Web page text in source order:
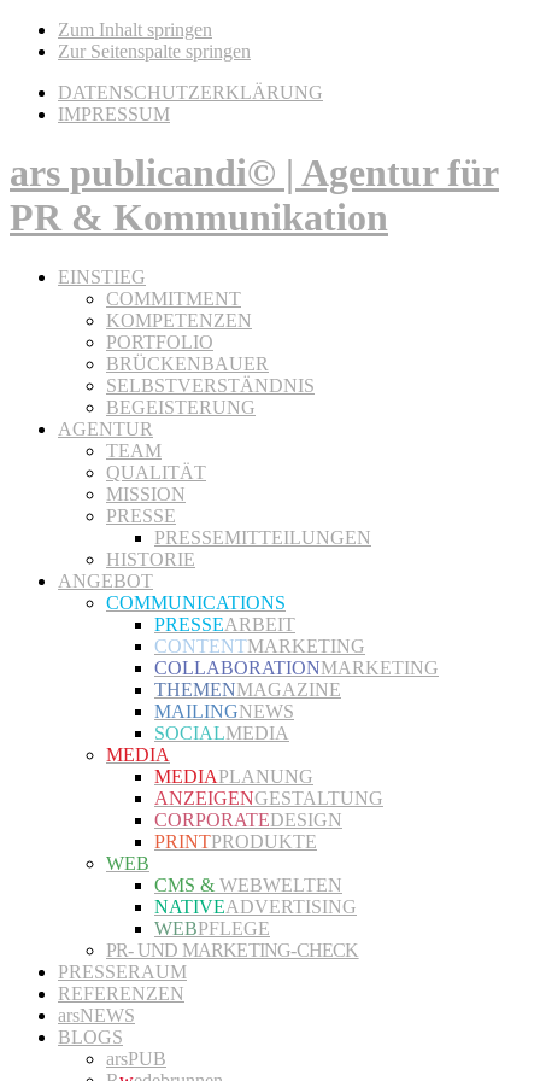
Zum Inhalt springen
Zur Seitenspalte springen
DATENSCHUTZERKLÄRUNG
IMPRESSUM
ars publicandi© | Agentur für
PR & Kommunikation
EINSTIEG
COMMITMENT
KOMPETENZEN
PORTFOLIO
BRÜCKENBAUER
SELBSTVERSTÄNDNIS
BEGEISTERUNG
AGENTUR
TEAM
QUALITÄT
MISSION
PRESSE
PRESSEMITTEILUNGEN
HISTORIE
ANGEBOT
COMMUNICATIONS
PRESSEARBEIT
CONTENTMARKETING
COLLABORATIONMARKETING
THEMENMAGAZINE
MAILINGNEWS
SOCIALMEDIA
MEDIA
MEDIAPLANUNG
ANZEIGENGESTALTUNG
CORPORATEDESIGN
PRINTPRODUKTE
WEB
CMS & WEBWELTEN
NATIVEADVERTISING
WEBPFLEGE
PR- UND MARKETING-CHECK
PRESSERAUM
REFERENZEN
arsNEWS
BLOGS
arsPUB